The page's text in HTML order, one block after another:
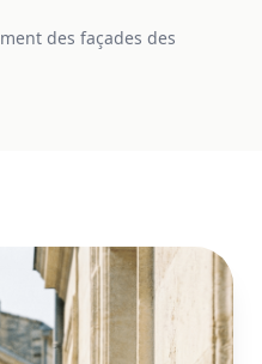
des façades des